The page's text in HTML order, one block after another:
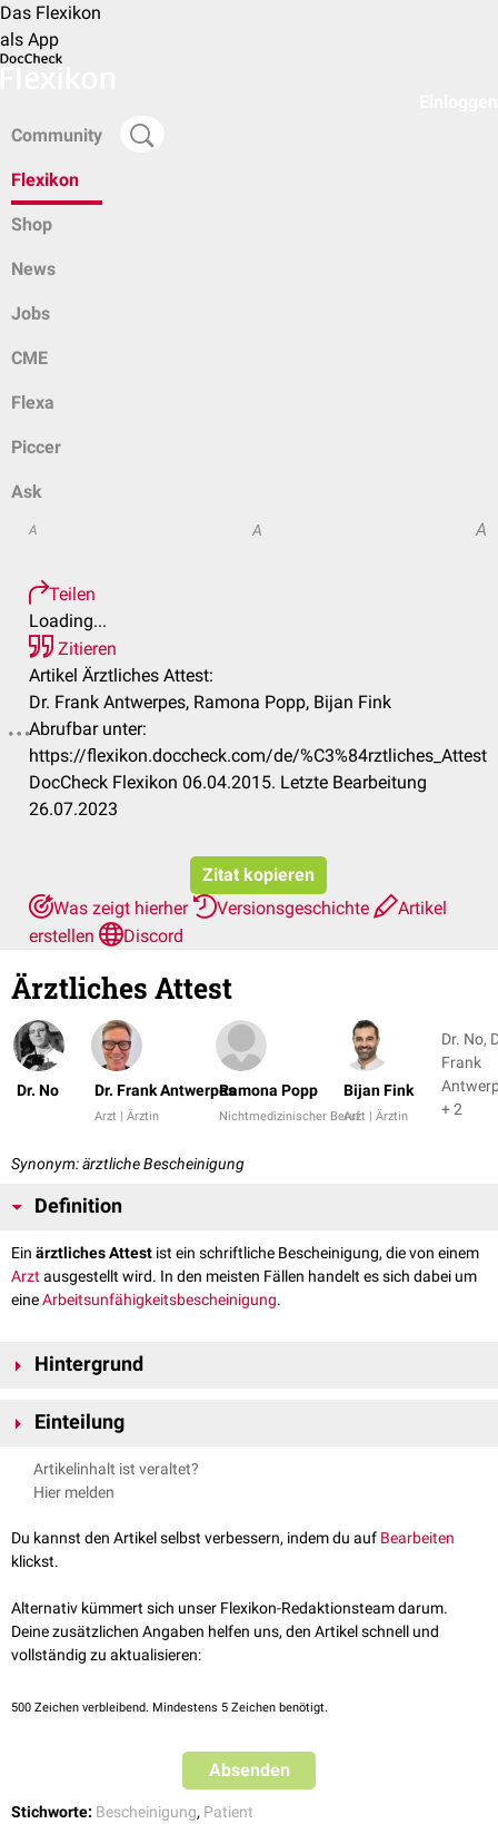
Das Flexikon
als App
Community
Flexikon
Shop
News
Jobs
CME
Flexa
Piccer
Ask
A A A
Teilen
Loading...
Zitieren
Artikel Ärztliches Attest:
Dr. Frank Antwerpes, Ramona Popp, Bijan Fink
Abrufbar unter:
https://flexikon.doccheck.com/de/%C3%84rztliches_Attest
DocCheck Flexikon 06.04.2015. Letzte Bearbeitung
26.07.2023
Zitat kopieren
Was zeigt hierher
Versionsgeschichte
Artikel
erstellen
Discord
Ärztliches Attest
Dr. No Dr. Frank Antwerpes
Arzt | Ärztin
Ramona Popp
Nichtmedizinischer Beruf
Bijan Fink
Arzt | Ärztin
Dr. No,
Frank
+ 2
Synonym: ärztliche Bescheinigung
Definition
Ein ärztliches Attest ist ein schriftliche Bescheinigung, die von einem
Arztausgestellt wird. In den meisten Fällen handelt es sich dabei um
eineArbeitsunfähigkeitsbescheinigung.
Hintergrund
Bescheinigung. Im Alltag haben sich jedoch verschiedene Formulare und
ärztliches Attest sind:
Bescheinigung gegenüber dem Arbeitnehmer, dass die Person für den
Bescheinigung gegenüber öffentlichen Behörden, z.B. bei einem
Gewaltverbrechen, zum Nachweis von Verletzungen, zum Nachweis
Bescheinigung gegenüber der Schule, dass der Schüler generell nicht
am Unterricht (Schulunfähigkeitsbescheinigung) bzw. am Sport- oder
Schwimmunterricht teilnehmen darf
Einteilung
Je nach Aussteller des Attests unterscheidet man verschiedene
Attestarten mit unterschiedlichem Beweiswert, z.B.:
fachärztliches Attest
amtsärztliches Attest
Artikelinhalt ist veraltet?
Hier melden
Du kannst den Artikel selbst verbessern, indem du auf Bearbeiten
klickst.
Alternativ kümmert sich unser Flexikon-Redaktionsteam darum.
Deine zusätzlichen Angaben helfen uns, den Artikel schnell und
vollständig zu aktualisieren:
500 Zeichen verbleibend. Mindestens 5 Zeichen benötigt.
Absenden
Stichworte: Bescheinigung, Patient